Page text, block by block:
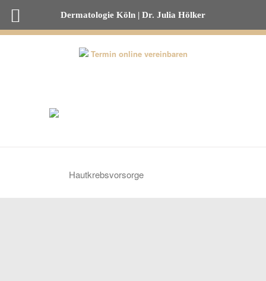
Termin online vereinbaren
Hautkrebsvorsorge
Dermatologie Köln | Dr. Julia Hölker